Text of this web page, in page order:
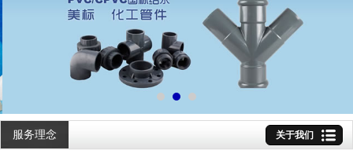
服务理念 关于我们